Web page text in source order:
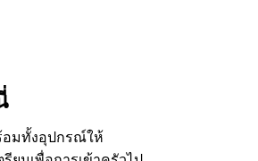
อมทั้งอุปกรณ์ให้